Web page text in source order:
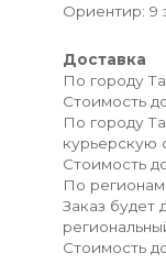
Ориентир: 9
Доставка
По городу
Стоимость
По городу
курьерскую
Стоимость
По
Заказ будет
Стоимость